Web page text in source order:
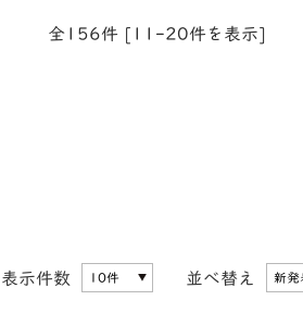
全156件 [11-20件を表示]
表示件数 並べ替え